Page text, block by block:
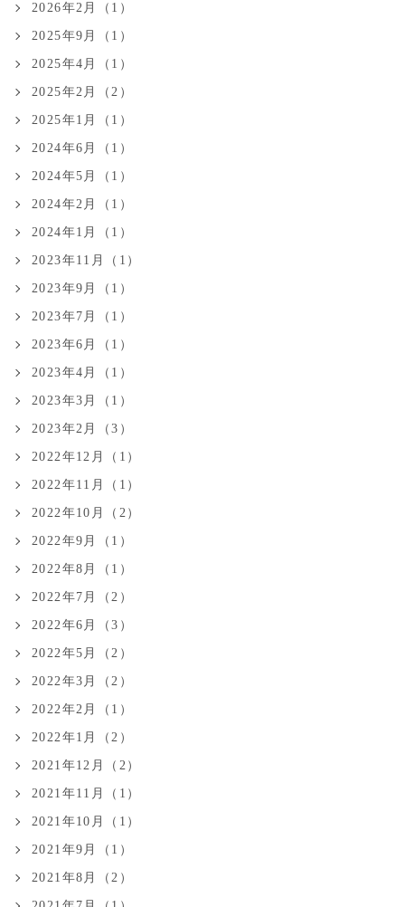
2026年2月（1）
2025年9月（1）
2025年4月（1）
2025年2月（2）
2025年1月（1）
2024年6月（1）
2024年5月（1）
2024年2月（1）
2024年1月（1）
2023年11月（1）
2023年9月（1）
2023年7月（1）
2023年6月（1）
2023年4月（1）
2023年3月（1）
2023年2月（3）
2022年12月（1）
2022年11月（1）
2022年10月（2）
2022年9月（1）
2022年8月（1）
2022年7月（2）
2022年6月（3）
2022年5月（2）
2022年3月（2）
2022年2月（1）
2022年1月（2）
2021年12月（2）
2021年11月（1）
2021年10月（1）
2021年9月（1）
2021年8月（2）